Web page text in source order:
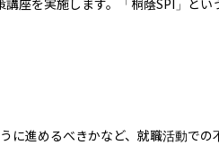
に進めるべきかなど、就職活動での